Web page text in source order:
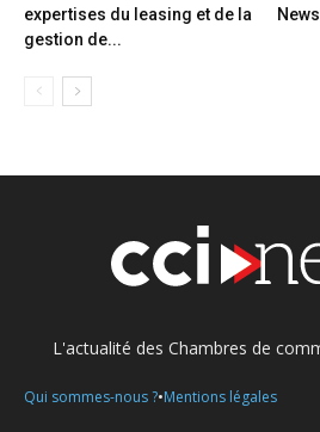
expertises du leasing et de la
gestion de...
News
L'actualité des Chambres de
Qui sommes-nous ?•Mentions légales